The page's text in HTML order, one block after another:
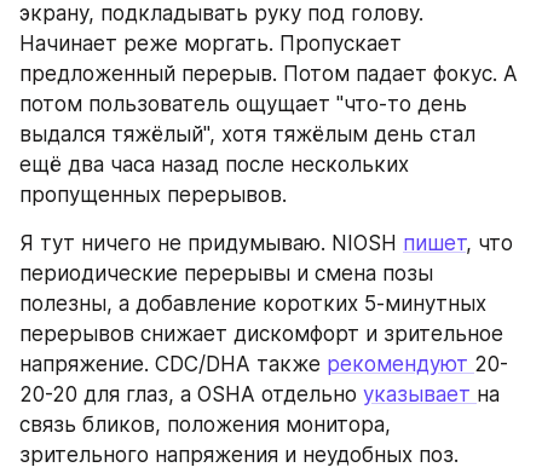
экрану, подкладывать руку под голову.
Начинает реже моргать. Пропускает
предложенный перерыв. Потом падает фокус. А
потом пользователь ощущает "что-то день
выдался тяжёлый", хотя тяжёлым день стал
ещё два часа назад после нескольких
пропущенных перерывов.
Я тут ничего не придумываю. NIOSH пишет, что
периодические перерывы и смена позы
полезны, а добавление коротких 5-минутных
перерывов снижает дискомфорт и зрительное
напряжение. CDC/DHA также рекомендуют 20-
20-20 для глаз, а OSHA отдельно указывает на
связь бликов, положения монитора,
зрительного напряжения и неудобных поз.